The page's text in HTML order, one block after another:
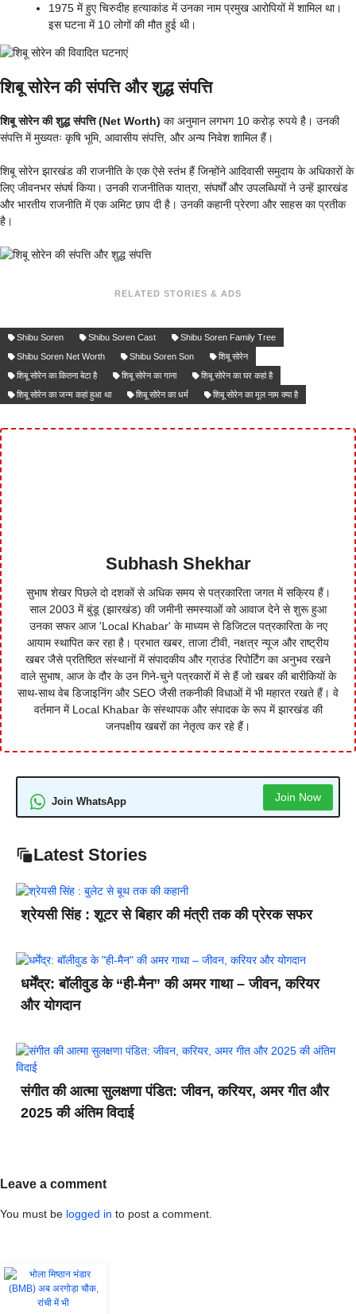
1975 में हुए चिरुदीह हत्याकांड में उनका नाम प्रमुख आरोपियों में शामिल था।
इस घटना में 10 लोगों की मौत हुई थी।
शिबू सोरेन की संपत्ति और शुद्ध संपत्ति
शिबू सोरेन की शुद्ध संपत्ति (Net Worth) का अनुमान लगभग 10 करोड़ रुपये है। उनकी
संपत्ति में मुख्यतः कृषि भूमि, आवासीय संपत्ति, और अन्य निवेश शामिल हैं।
शिबू सोरेन झारखंड की राजनीति के एक ऐसे स्तंभ हैं जिन्होंने आदिवासी समुदाय के अधिकारों के
लिए जीवनभर संघर्ष किया। उनकी राजनीतिक यात्रा, संघर्षों और उपलब्धियों ने उन्हें झारखंड
और भारतीय राजनीति में एक अमिट छाप दी है। उनकी कहानी प्रेरणा और साहस का प्रतीक
है।
RELATED STORIES & ADS
Shibu Soren Shibu Soren Cast
Shibu Soren Family Tree
Shibu Soren Net Worth
Shibu Soren Son
शिबू सोरेन
शिबू सोरेन का कितना बेटा है
शिबू सोरेन का गाना
शिबू सोरेन का घर कहां है
शिबू सोरेन का जन्‍म कहां हुआ था
शिबू सोरेन का धर्म शिबू सोरेन का मूल नाम क्‍या है
Subhash Shekhar
सुभाष शेखर पिछले दो दशकों से अधिक समय से पत्रकारिता जगत में सक्रिय हैं।
साल 2003 में बुंडू (झारखंड) की जमीनी समस्याओं को आवाज देने से शुरू हुआ
उनका सफर आज 'Local Khabar' के माध्यम से डिजिटल पत्रकारिता के नए
आयाम स्थापित कर रहा है। प्रभात खबर, ताजा टीवी, नक्षत्र न्यूज और राष्ट्रीय
खबर जैसे प्रतिष्ठित संस्थानों में संपादकीय और ग्राउंड रिपोर्टिंग का अनुभव रखने
वाले सुभाष, आज के दौर के उन गिने-चुने पत्रकारों में से हैं जो खबर की बारीकियों के
साथ-साथ वेब डिजाइनिंग और SEO जैसी तकनीकी विधाओं में भी महारत रखते हैं। वे
वर्तमान में Local Khabar के संस्थापक और संपादक के रूप में झारखंड की
जनपक्षीय खबरों का नेतृत्व कर रहे हैं।
Join WhatsApp Join Now
Latest Stories
श्रेयसी सिंह : शूटर से बिहार की मंत्री तक की प्रेरक सफर
धर्मेंद्र: बॉलीवुड के “ही-मैन” की अमर गाथा – जीवन, करियर
और योगदान
संगीत की आत्मा सुलक्षणा पंडित: जीवन, करियर, अमर गीत और
2025 की अंतिम विदाई
Leave a comment
You must be logged in to post a comment.